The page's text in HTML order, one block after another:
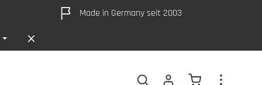
Made in Germany seit 2003
Warenkorb